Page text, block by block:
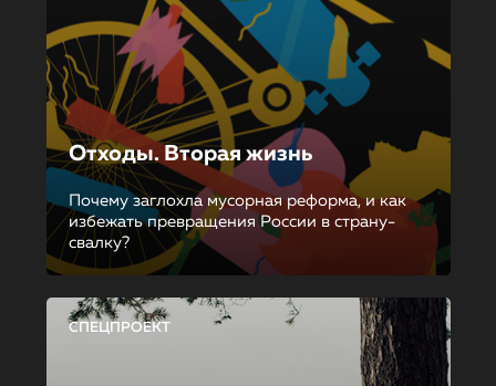
Отходы. Вторая жизнь
Почему заглохла мусорная реформа, и как
избежать превращения России в страну-
свалку?
СПЕЦПРОЕКТ